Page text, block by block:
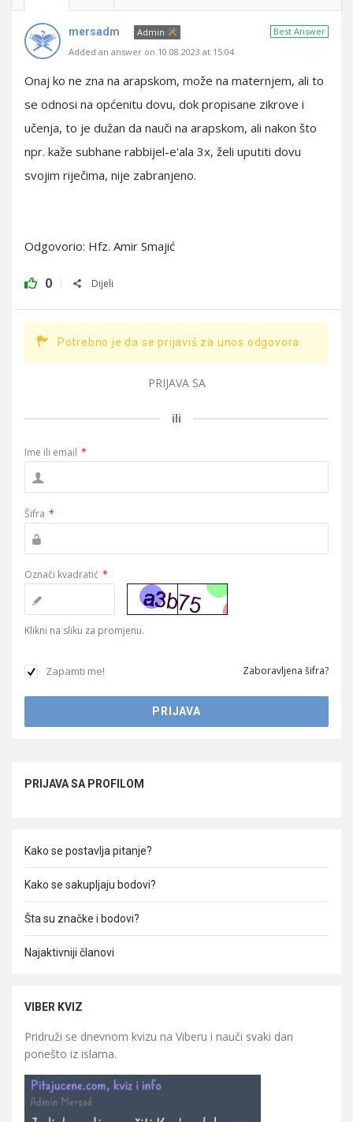
Best Answer
mersadm
Admin
Added an answer on 10.08.2023 at 15:04
Onaj ko ne zna na arapskom, može na maternjem, ali to
se odnosi na općenitu dovu, dok propisane zikrove i
učenja, to je dužan da nauči na arapskom, ali nakon što
npr. kaže subhane rabbijel-e'ala 3x, želi uputiti dovu
svojim riječima, nije zabranjeno.
Odgovorio: Hfz. Amir Smajić
0 Dijeli
Potrebno je da se prijaviš za unos odgovora.
PRIJAVA SA
ili
Ime ili email *
Šifra *
Označi kvadratić *
Klikni na sliku za promjenu.
Zapamti me! Zaboravljena šifra?
PRIJAVA SA PROFILOM
Kako se postavlja pitanje?
Kako se sakupljaju bodovi?
Šta su značke i bodovi?
Najaktivniji članovi
VIBER KVIZ
Pridruži se dnevnom kvizu na Viberu i nauči svaki dan
ponešto iz islama.